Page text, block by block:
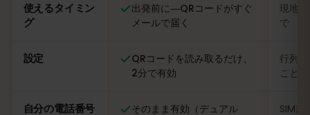
使えるタイミン
グ
出発前に―QRコードがすぐ
メールで届く
現地
で
設定
QRコードを読み取るだけ、
2分で有効
行列
ことも
自分の電話番号
そのまま有効（デュアル
SIM